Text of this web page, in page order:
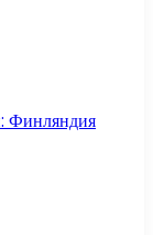
Финляндия